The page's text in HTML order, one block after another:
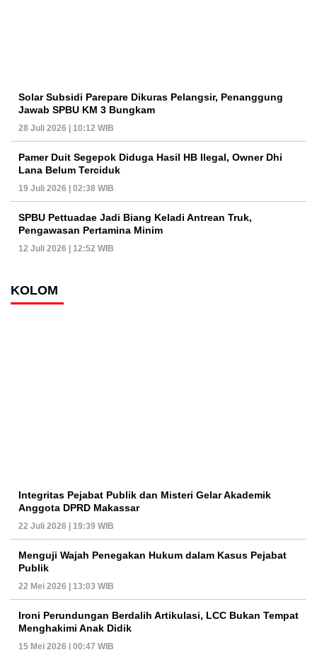
Solar Subsidi Parepare Dikuras Pelangsir, Penanggung
Jawab SPBU KM 3 Bungkam
28 Juli 2026 | 10:12 WIB
Pamer Duit Segepok Diduga Hasil HB Ilegal, Owner Dhi
Lana Belum Terciduk
19 Juli 2026 | 02:38 WIB
SPBU Pettuadae Jadi Biang Keladi Antrean Truk,
Pengawasan Pertamina Minim
12 Juli 2026 | 12:52 WIB
KOLOM
Integritas Pejabat Publik dan Misteri Gelar Akademik
Anggota DPRD Makassar
22 Juli 2026 | 19:39 WIB
Menguji Wajah Penegakan Hukum dalam Kasus Pejabat
Publik
22 Mei 2026 | 13:03 WIB
Ironi Perundungan Berdalih Artikulasi, LCC Bukan Tempat
Menghakimi Anak Didik
15 Mei 2026 | 00:47 WIB